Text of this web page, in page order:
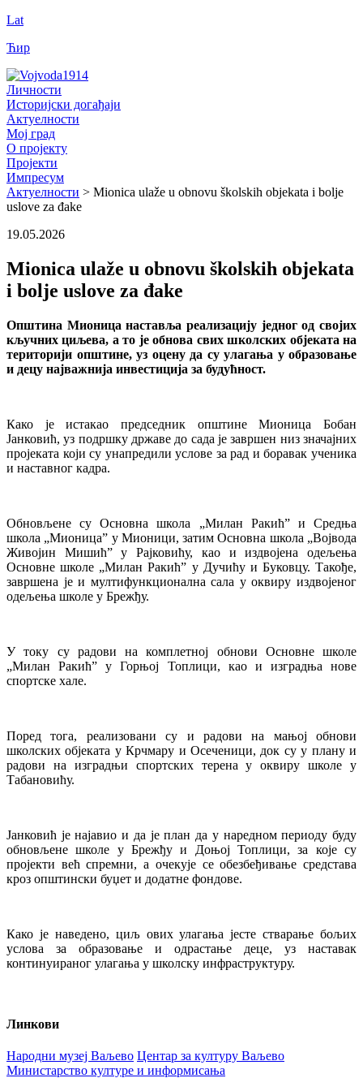
Lat
Ћир
Личности
Историјски догађаји
Актуелности
Мој град
О пројекту
Пројекти
Импресум
Актуелности > Mionica ulaže u obnovu školskih objekata i bolje
uslove za đake
19.05.2026
Mionica ulaže u obnovu školskih objekata
i bolje uslove za đake
Општина Мионица наставља реализацију једног од својих
кључних циљева, а то је обнова свих школских објеката на
територији општине, уз оцену да су улагања у образовање
и децу најважнија инвестиција за будућност.
Како је истакао председник општине Мионица Бобан
Јанковић, уз подршку државе до сада је завршен низ значајних
пројеката који су унапредили услове за рад и боравак ученика
и наставног кадра.
Обновљене су Основна школа „Милан Ракић” и Средња
школа „Мионица” у Мионици, затим Основна школа „Војвода
Живојин Мишић” у Рајковићу, као и издвојена одељења
Основне школе „Милан Ракић” у Дучићу и Буковцу. Такође,
завршена је и мултифункционална сала у оквиру издвојеног
одељења школе у Брежђу.
У току су радови на комплетној обнови Основне школе
„Милан Ракић” у Горњој Топлици, као и изградња нове
спортске хале.
Поред тога, реализовани су и радови на мањој обнови
школских објеката у Крчмару и Осеченици, док су у плану и
радови на изградњи спортских терена у оквиру школе у
Табановићу.
Јанковић је најавио и да је план да у наредном периоду буду
обновљене школе у Брежђу и Доњој Топлици, за које су
пројекти већ спремни, а очекује се обезбеђивање средстава
кроз општински буџет и додатне фондове.
Како је наведено, циљ ових улагања јесте стварање бољих
услова за образовање и одрастање деце, уз наставак
континуираног улагања у школску инфраструктуру.
Линкови
Народни музеј Ваљево Центар за културу Ваљево
Министарство културе и информисања